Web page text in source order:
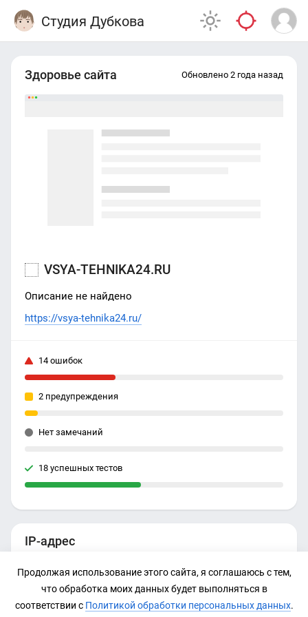
Студия Дубкова
IP-адрес
87.236.16.207
Здоровье сайта Обновлено 2 года назад
VSYA-TEHNIKA24.RU
Описание не найдено
https://vsya-tehnika24.ru/
14 ошибок
2 предупреждения
Нет замечаний
18 успешных тестов
Продолжая использование этого сайта, я соглашаюсь с тем,
что обработка моих данных будет выполняться в
соответствии с Политикой обработки персональных данных.